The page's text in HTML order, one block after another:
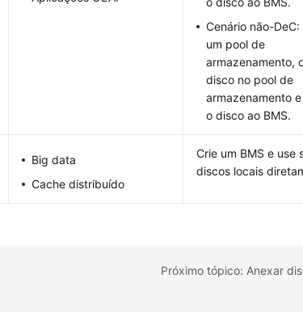
Cenário não-
um pool de
armazenamento,
disco no pool de
armazenamento
o disco ao BMS.
Big data
Cache distribuído
Crie um BMS e use
discos locais
Próximo tópico: Anexar